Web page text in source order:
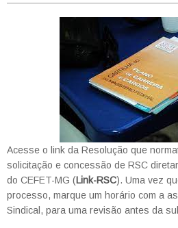
Acesse o link da Resolução que
solicitação e concessão de RSC
do CEFET-MG (Link-RSC). Uma vez
processo, marque um horário com a
Sindical, para uma revisão antes da